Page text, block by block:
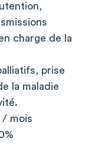
charge de la
prise
la maladie
/ mois